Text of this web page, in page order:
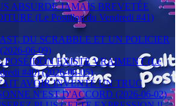
ABSURDE JAMAIS BREVETÉE
(Le Postillon du Vendredi #41)
DU SCRABBLE ET UN POLICIER
06-09)
POSÉIDON EXISTE VRAIMENT (Le
#40) (2026-06-05)
AVOIR INVENTÉ UN TRUC
N'EST D'ACCORD (2026-06-02)